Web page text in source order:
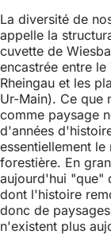
La diversité de
appelle la
cuvette de
encastrée entre
Rheingau et les
Ur-Main). Ce que
comme paysage
d'années
essentiellement
forestière. En
aujourd'hui "que"
dont l'histoire
donc de
n'existent plus